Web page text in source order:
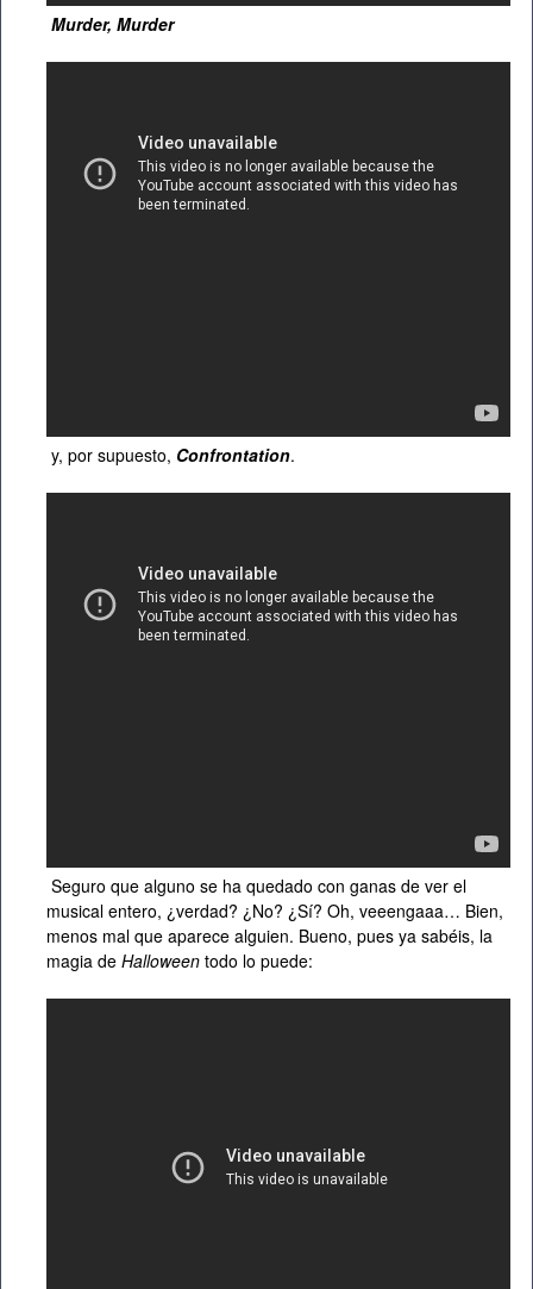
Murder, Murder
y, por supuesto, Confrontation.
Seguro que alguno se ha quedado con ganas de ver el
musical entero, ¿verdad? ¿No? ¿Sí? Oh, veeengaaa… Bien,
menos mal que aparece alguien. Bueno, pues ya sabéis, la
magia de Halloween todo lo puede: